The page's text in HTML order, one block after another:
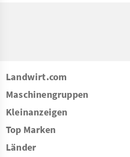
Landwirt.com
Maschinengruppen
Kleinanzeigen
Top Marken
Länder